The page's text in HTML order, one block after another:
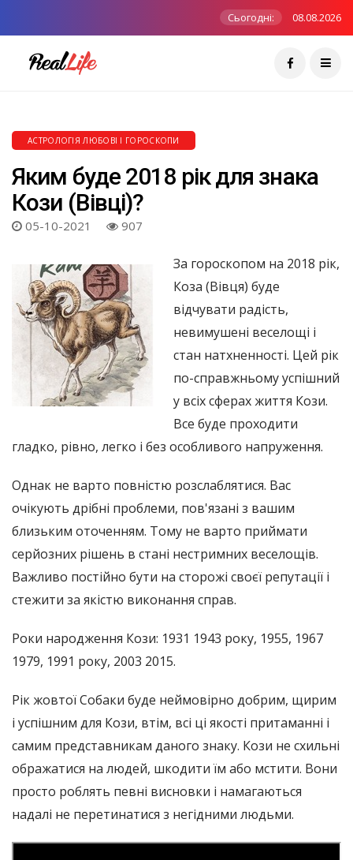
Сьогодні: 08.08.2026
АСТРОЛОГІЯ ЛЮБОВІ І ГОРОСКОПИ
Яким буде 2018 рік для знака
Кози (Вівці)?
05-10-2021 907
За гороскопом на 2018 рік,
Коза (Вівця) буде
відчувати радість,
невимушені веселощі і
стан натхненності. Цей рік
по-справжньому успішний
у всіх сферах життя Кози.
Все буде проходити
гладко, рівно, легко і без особливого напруження.
Однак не варто повністю розслаблятися. Вас
очікують дрібні проблеми, пов'язані з вашим
близьким оточенням. Тому не варто приймати
серйозних рішень в стані нестримних веселощів.
Важливо постійно бути на сторожі своєї репутації і
стежити за якістю виконання справ.
Роки народження Кози: 1931 1943 року, 1955, 1967
1979, 1991 року, 2003 2015.
Рік жовтої Собаки буде неймовірно добрим, щирим
і успішним для Кози, втім, всі ці якості притаманні і
самим представникам даного знаку. Кози не схильні
ображатися на людей, шкодити їм або мстити. Вони
просто роблять певні висновки і намагаються
надалі не перетинатися з негідними людьми.